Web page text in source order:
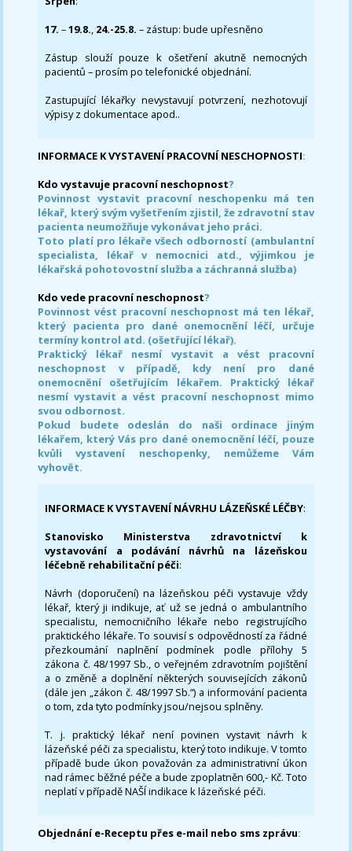
17. –19.8., 24.-25.8. – zástup: bude upřesněno
Zástup slouží pouze k ošetření akutně nemocných
pacientů – prosím po telefonické objednání.
Zastupující lékařky nevystavují potvrzení, nezhotovují
výpisy z dokumentace apod..
INFORMACE K VYSTAVENÍ PRACOVNÍ NESCHOPNOSTI:
Kdo vystavuje pracovní neschopnost?
Povinnost vystavit pracovní neschopenku má ten
lékař, který svým vyšetřením zjistil, že zdravotní stav
pacienta neumožňuje vykonávat jeho práci.
Toto platí pro lékaře všech odborností (ambulantní
specialista, lékař v nemocnici atd., výjimkou je
lékařská pohotovostní služba a záchranná služba)
Kdo vede pracovní neschopnost?
Povinnost vést pracovní neschopnost má ten lékař,
který pacienta pro dané onemocnění léčí, určuje
termíny kontrol atd. (ošetřující lékař).
Praktický lékař nesmí vystavit a vést pracovní
neschopnost v případě, kdy není pro dané
onemocnění ošetřujícím lékařem. Praktický lékař
nesmí vystavit a vést pracovní neschopnost mimo
svou odbornost.
Pokud budete odeslán do naši ordinace jiným
lékařem, který Vás pro dané onemocnění léčí, pouze
kvůli vystavení neschopenky, nemůžeme Vám
vyhovět.
INFORMACE K VYSTAVENÍ NÁVRHU LÁZEŇSKÉ LÉČBY:
Stanovisko Ministerstva zdravotnictví k
vystavování a podávání návrhů na lázeňskou
léčebně rehabilitační péči:
Návrh (doporučení) na lázeňskou péči vystavuje vždy
lékař, který ji indikuje, ať už se jedná o ambulantního
specialistu, nemocničního lékaře nebo registrujícího
praktického lékaře. To souvisí s odpovědností za řádné
přezkoumání naplnění podmínek podle přílohy 5
zákona č. 48/1997 Sb., o veřejném zdravotním pojištění
a o změně a doplnění některých souvisejících zákonů
(dále jen „zákon č. 48/1997 Sb.“) a informování pacienta
o tom, zda tyto podmínky jsou/nejsou splněny.
T. j. praktický lékař není povinen vystavit návrh k
lázeňské péči za specialistu, který toto indikuje. V tomto
případě bude úkon považován za administrativní úkon
nad rámec běžné péče a bude zpoplatněn 600,- Kč. Toto
neplatí v případě NAŠÍ indikace k lázeňské péči.
Objednání e-Receptu přes e-mail nebo sms zprávu: